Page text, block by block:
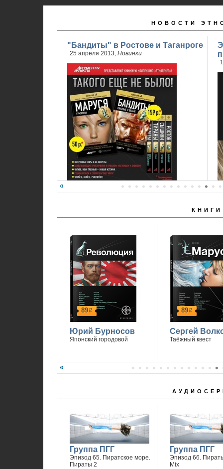
НОВОСТИ
"Бандиты" в Ростове и Таганроге
25 апреля 2013, Новинки
24 апреля стартовали продажи 2 книги
КНИГИ
89р
Юрий Бурносов
Японский городовой
89р
Сергей
Таёжный квест
Группа ПГГ
Эпизод 65. Пиратское море.
Пираты 2
Группа ПГГ
Эпизод 66.
Mix